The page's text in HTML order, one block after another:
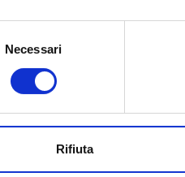
consenso, vorremmo anche:
raccogliere informazioni sulla
o ritirare il tuo consenso in
Necessari
Rifiuta
Classics,
Storia e
Philology and
Scienze